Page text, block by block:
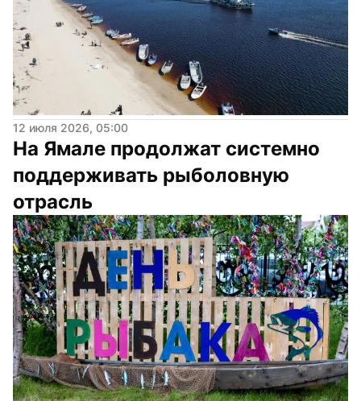
12 июля 2026, 05:00
На Ямале продолжат системно
поддерживать рыболовную
отрасль